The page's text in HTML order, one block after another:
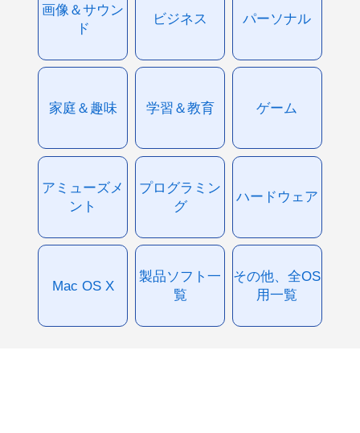
画像＆サウン
ド
ビジネス パーソナル
家庭＆趣味 学習＆教育 ゲーム
アミューズメ
ント
プログラミン
グ
ハードウェア
Mac OS X
製品ソフト一
覧
その他、全OS
用一覧